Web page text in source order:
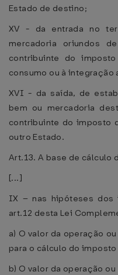
Estado de destino;
XV - da entrada no
mercadoria oriundos
contribuinte do
consumo ou à
XVI - da saída, de
bem ou mercadoria
contribuinte do imposto
outro Estado.
Art.13. A base de cálculo
[...]
IX – nas hipóteses
art.12 desta Lei
a) O valor da operação
para o cálculo do
b) O valor da operação